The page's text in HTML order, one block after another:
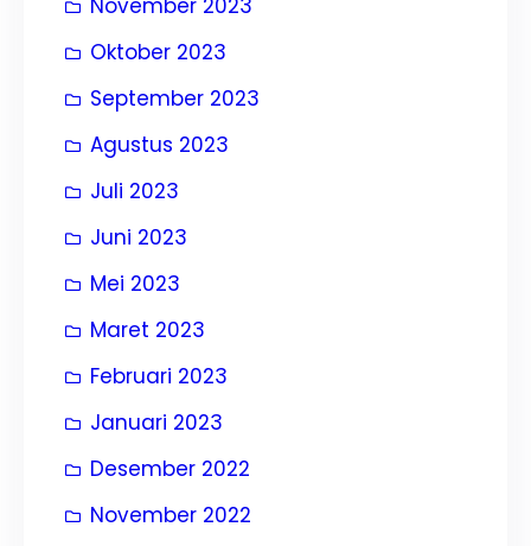
November 2023
Oktober 2023
September 2023
Agustus 2023
Juli 2023
Juni 2023
Mei 2023
Maret 2023
Februari 2023
Januari 2023
Desember 2022
November 2022